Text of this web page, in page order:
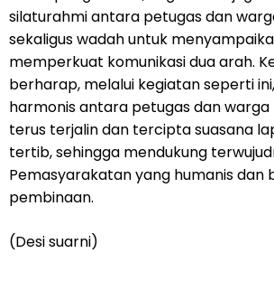
silaturahmi antara petugas dan
sekaligus wadah untuk
memperkuat komunikasi dua arah.
berharap, melalui kegiatan seperti
harmonis antara petugas dan
terus terjalin dan tercipta suasana
tertib, sehingga mendukung
Pemasyarakatan yang humanis dan
pembinaan.
(Desi suarni)